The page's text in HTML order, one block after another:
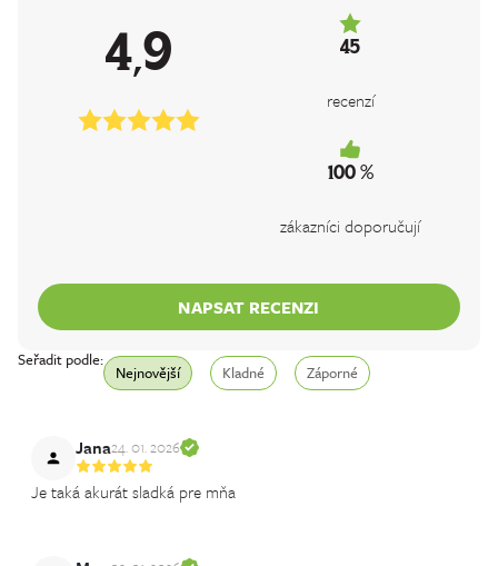
4,9 45
recenzí
100 %
zákazníci doporučují
NAPSAT RECENZI
Seřadit podle:
Nejnovější Kladné Záporné
Jana24. 01. 2026
Je taká akurát sladká pre mňa